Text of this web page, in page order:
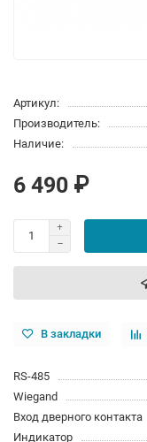
Артикул:
Производитель:
Наличие:
6 490 ₽
В закладки
RS-485
Wiegand
Вход дверного контакта
Индикатор